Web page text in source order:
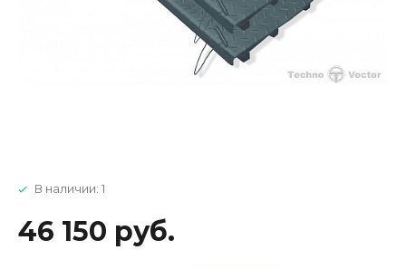
В наличии: 1
46 150 руб.